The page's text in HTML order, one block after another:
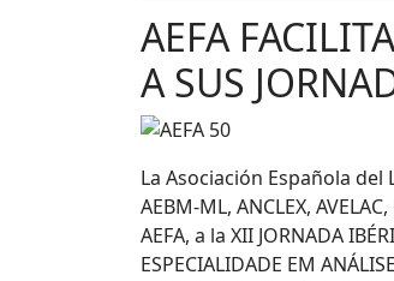
AEFA
A SUS
La Asociación Española
AEBM-ML, ANCLEX,
AEFA, a la XII JORNADA
ESPECIALIDADE EM